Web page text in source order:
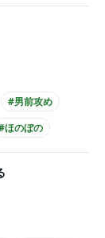
ノンケ攻め
#男前攻め
ほのぼの
#黒髪受け